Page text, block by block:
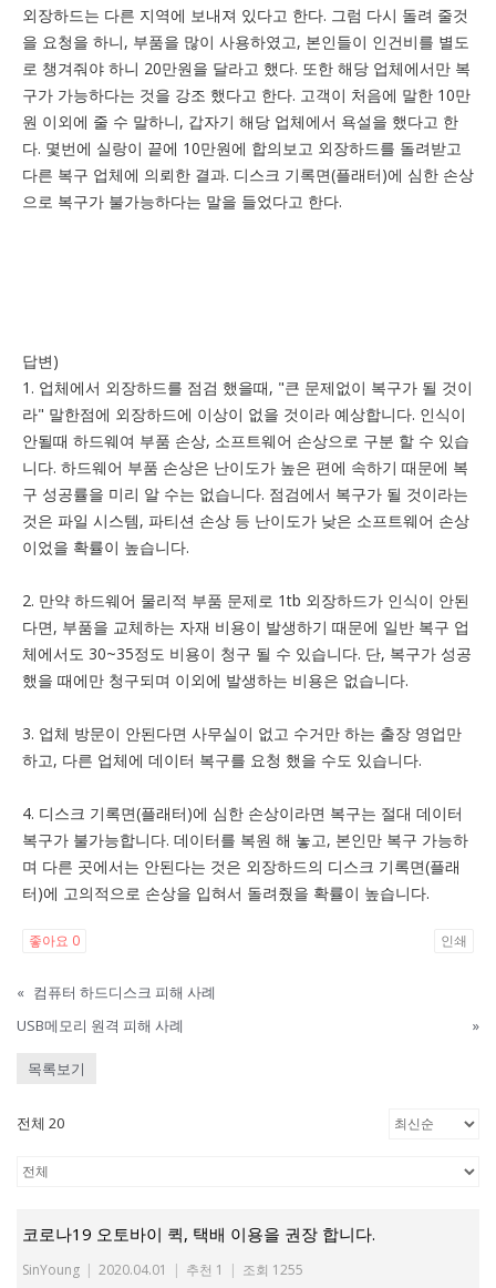
외장하드는 다른 지역에 보내져 있다고 한다. 그럼 다시 돌려 줄것
을 요청을 하니, 부품을 많이 사용하였고, 본인들이 인건비를 별도
로 챙겨줘야 하니 20만원을 달라고 했다. 또한 해당 업체에서만 복
구가 가능하다는 것을 강조 했다고 한다. 고객이 처음에 말한 10만
원 이외에 줄 수 말하니, 갑자기 해당 업체에서 욕설을 했다고 한
다. 몇번에 실랑이 끝에 10만원에 합의보고 외장하드를 돌려받고
다른 복구 업체에 의뢰한 결과. 디스크 기록면(플래터)에 심한 손상
으로 복구가 불가능하다는 말을 들었다고 한다.
답변)
1. 업체에서 외장하드를 점검 했을때, "큰 문제없이 복구가 될 것이
라" 말한점에 외장하드에 이상이 없을 것이라 예상합니다. 인식이
안될때 하드웨여 부품 손상, 소프트웨어 손상으로 구분 할 수 있습
니다. 하드웨어 부품 손상은 난이도가 높은 편에 속하기 때문에 복
구 성공률을 미리 알 수는 없습니다. 점검에서 복구가 될 것이라는
것은 파일 시스템, 파티션 손상 등 난이도가 낮은 소프트웨어 손상
이었을 확률이 높습니다.
2. 만약 하드웨어 물리적 부품 문제로 1tb 외장하드가 인식이 안된
다면, 부품을 교체하는 자재 비용이 발생하기 때문에 일반 복구 업
체에서도 30~35정도 비용이 청구 될 수 있습니다. 단, 복구가 성공
했을 때에만 청구되며 이외에 발생하는 비용은 없습니다.
3. 업체 방문이 안된다면 사무실이 없고 수거만 하는 출장 영업만
하고, 다른 업체에 데이터 복구를 요청 했을 수도 있습니다.
4. 디스크 기록면(플래터)에 심한 손상이라면 복구는 절대 데이터
복구가 불가능합니다. 데이터를 복원 해 놓고, 본인만 복구 가능하
며 다른 곳에서는 안된다는 것은 외장하드의 디스크 기록면(플래
터)에 고의적으로 손상을 입혀서 돌려줬을 확률이 높습니다.
좋아요 0 인쇄
« 컴퓨터 하드디스크 피해 사례
USB메모리 원격 피해 사례
»
목록보기
전체 20
코로나19 오토바이 퀵, 택배 이용을 권장 합니다.
SinYoung | 2020.04.01 | 추천 1 | 조회 1255